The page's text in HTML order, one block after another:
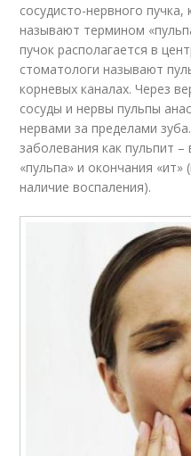
сосудисто-нервного
называют термином
пучок располагается в
стоматологи называют
корневых каналах. Через
сосуды и нервы пульпы
нервами за пределами
заболевания как пульпит
«пульпа» и окончания
наличие воспаления).